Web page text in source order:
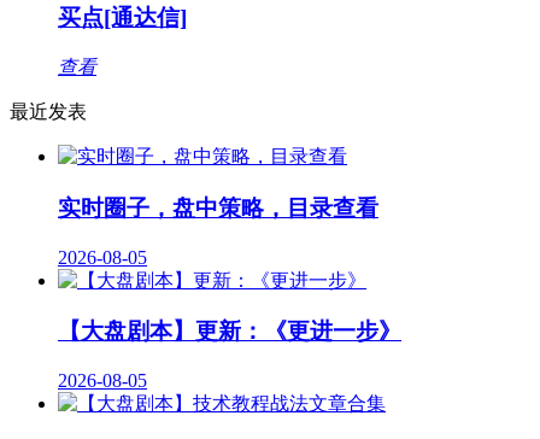
买点[通达信]
查看
最近发表
实时圈子，盘中策略，目录查看
2026-08-05
【大盘剧本】更新：《更进一步》
2026-08-05